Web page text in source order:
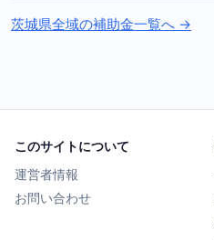
茨城県全域の補助金一覧へ →
このサイトについて
運営者情報
お問い合わせ